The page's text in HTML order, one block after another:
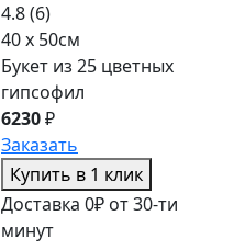
4.8(6)
40 x 50см
Букет из 25 цветных
гипсофил
6230₽
Заказать
Купить в 1 клик
Доставка 0₽ от 30-ти
минут